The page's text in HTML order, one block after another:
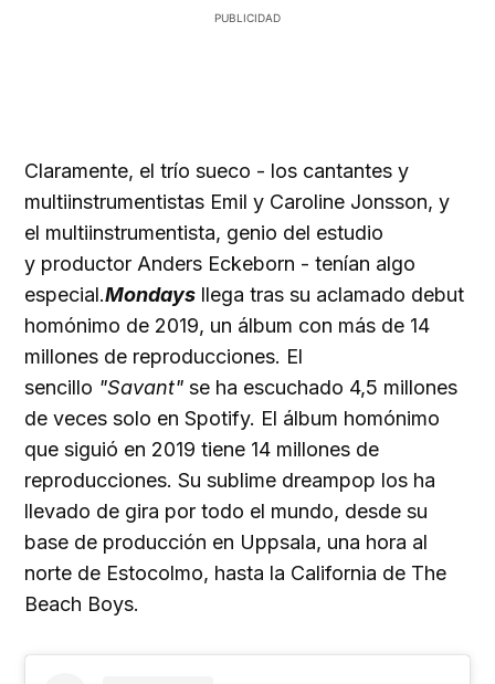
Claramente, el trío sueco - los cantantes y
multiinstrumentistas Emil y Caroline Jonsson, y
el multiinstrumentista, genio del estudio
y productor Anders Eckeborn - tenían algo
especial.Mondays llega tras su aclamado debut
homónimo de 2019, un álbum con más de 14
millones de reproducciones. El
sencillo "Savant" se ha escuchado 4,5 millones
de veces solo en Spotify. El álbum homónimo
que siguió en 2019 tiene 14 millones de
reproducciones. Su sublime dreampop los ha
llevado de gira por todo el mundo, desde su
base de producción en Uppsala, una hora al
norte de Estocolmo, hasta la California de The
Beach Boys.